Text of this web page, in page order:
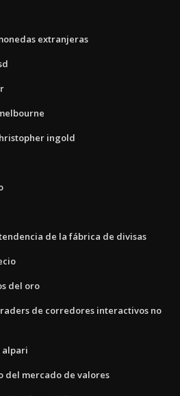
extranjeras
ingold
de la fábrica de divisas
del oro
de corredores interactivos no
alpari
del mercado de valores